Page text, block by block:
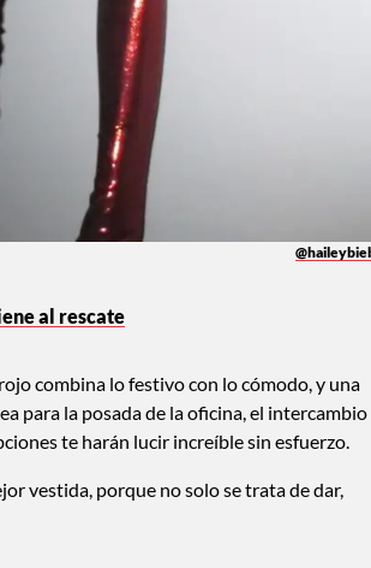
al rescate
combina lo festivo con lo cómodo, y una
para la posada de la oficina, el intercambio
te harán lucir increíble sin esfuerzo.
vestida, porque no solo se trata de dar,